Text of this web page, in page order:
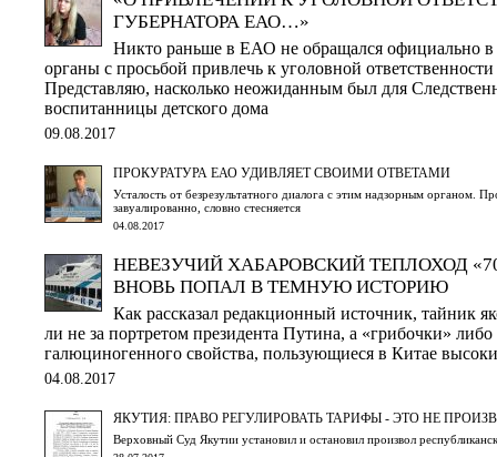
ГУБЕРНАТОРА ЕАО…»
Никто раньше в ЕАО не обращался официально в
органы с просьбой привлечь к уголовной ответственности
Представляю, насколько неожиданным был для
воспитанницы детского дома
09.08.2017
ПРОКУРАТУРА ЕАО УДИВЛЯЕТ СВОИМИ ОТВЕТАМИ
Усталость от безрезультатного диалога с этим надзорным органом.
завуалированно, словно стесняется
04.08.2017
НЕВЕЗУЧИЙ ХАБАРОВСКИЙ ТЕПЛОХОД
ВНОВЬ ПОПАЛ В ТЕМНУЮ ИСТОРИЮ
Как рассказал редакционный источник, тайник
ли не за портретом президента Путина, а «грибочки»
галюциногенного свойства, пользующиеся в Китае
04.08.2017
ЯКУТИЯ: ПРАВО РЕГУЛИРОВАТЬ ТАРИФЫ - ЭТО НЕ
Верховный Суд Якутии установил и остановил произвол